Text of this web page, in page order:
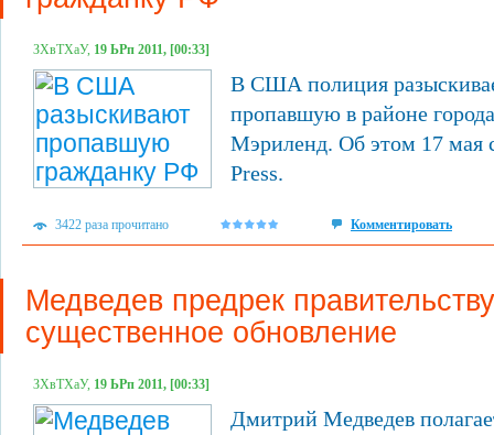
ЗХвТХаУ, 19 ЬРп 2011, [00:33]
В США полиция
пропавшую в районе
Мэриленд. Об этом 17 мая
Press.
3422 раза прочитано Комментировать
Медведев предрек правительству
существенное обновление
ЗХвТХаУ, 19 ЬРп 2011, [00:33]
Дмитрий Медведев